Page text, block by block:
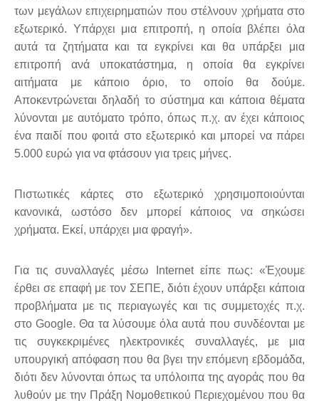
των μεγάλων επιχειρηματιών που στέλνουν χρήματα στο
εξωτερικό. Υπάρχει μια επιτροπή, η οποία βλέπει όλα
αυτά τα ζητήματα και τα εγκρίνει και θα υπάρξει μια
επιτροπή ανά υποκατάστημα, η οποία θα εγκρίνει
αιτήματα με κάποιο όριο, το οποίο θα δούμε.
Αποκεντρώνεται δηλαδή το σύστημα και κάποια θέματα
λύνονται με αυτόματο τρόπο, όπως π.χ. αν έχει κάποιος
ένα παιδί που φοιτά στο εξωτερικό και μπορεί να πάρει
5.000 ευρώ για να φτάσουν για τρεις μήνες.
Πιστωτικές κάρτες στο εξωτερικό χρησιμοποιούνται
κανονικά, ωστόσο δεν μπορεί κάποιος να σηκώσει
χρήματα. Εκεί, υπάρχει μια φραγή».
Για τις συναλλαγές μέσω Internet είπε πως: «Έχουμε
έρθει σε επαφή με τον ΣΕΠΕ, διότι έχουν υπάρξει κάποια
προβλήματα με τις περιαγωγές και τις συμμετοχές π.χ.
στο Google. Θα τα λύσουμε όλα αυτά που συνδέονται με
τις συγκεκριμένες ηλεκτρονικές συναλλαγές, με μια
υπουργική απόφαση που θα βγει την επόμενη εβδομάδα,
διότι δεν λύνονται όπως τα υπόλοιπα της αγοράς που θα
λυθούν με την Πράξη Νομοθετικού Περιεχομένου που θα